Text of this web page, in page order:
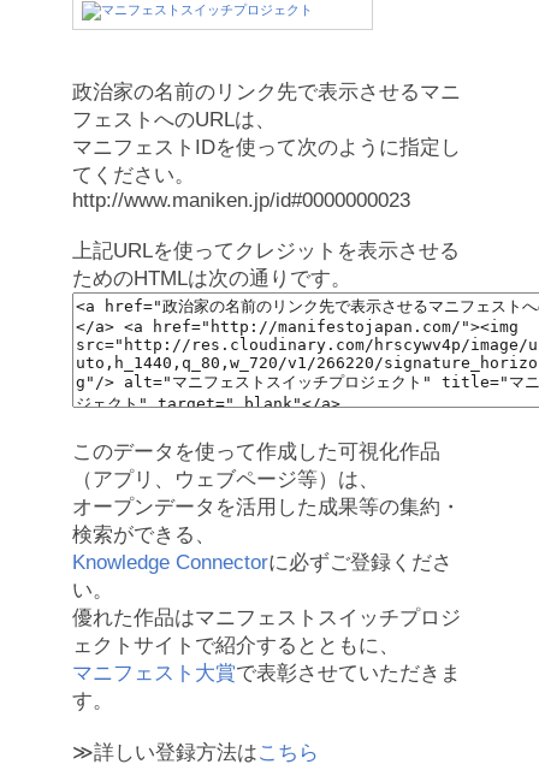
政治家の名前のリンク先で表示させるマニ
フェストへのURLは、
マニフェストIDを使って次のように指定し
てください。
http://www.maniken.jp/id#0000000023
上記URLを使ってクレジットを表示させる
ためのHTMLは次の通りです。
このデータを使って作成した可視化作品
（アプリ、ウェブページ等）は、
オープンデータを活用した成果等の集約・
検索ができる、
Knowledge Connectorに必ずご登録くださ
い。
優れた作品はマニフェストスイッチプロジ
ェクトサイトで紹介するとともに、
マニフェスト大賞で表彰させていただきま
す。
≫詳しい登録方法はこちら